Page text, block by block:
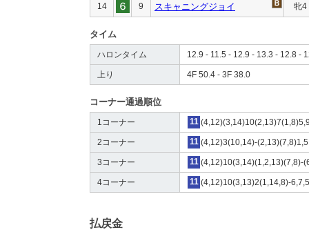
14 9 スキャニングジョイ 牝4
タイム
ハロンタイム 12.9 - 11.5 - 12.9 - 13.3 - 12.8 -
上り 4F 50.4 - 3F 38.0
コーナー通過順位
1コーナー 11
2コーナー 11 (4,12)3(10,14)-
3コーナー 11 (4,12)10(3,14)(1,2,13)(7,8)-
4コーナー 11 (4,12)10(3,13)2(1,14,8)-
払戻金